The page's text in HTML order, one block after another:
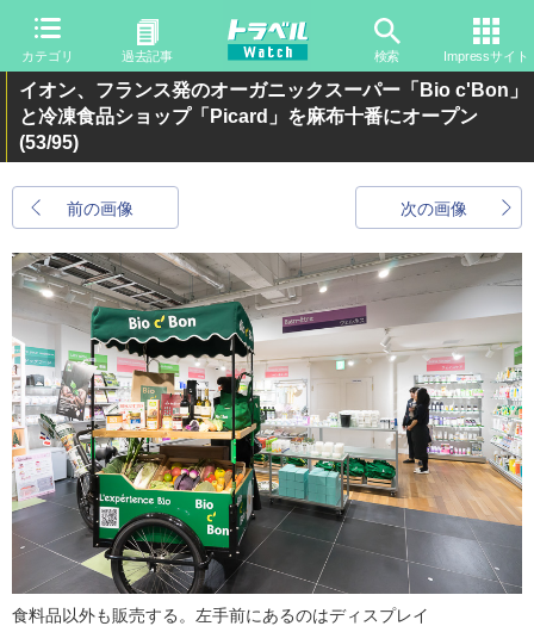
カテゴリ 過去記事 検索 Impressサイト
イオン、フランス発のオーガニックスーパー「Bio c'Bon」
と冷凍食品ショップ「Picard」を麻布十番にオープン
(53/95)
前の画像 次の画像
食料品以外も販売する。左手前にあるのはディスプレイ